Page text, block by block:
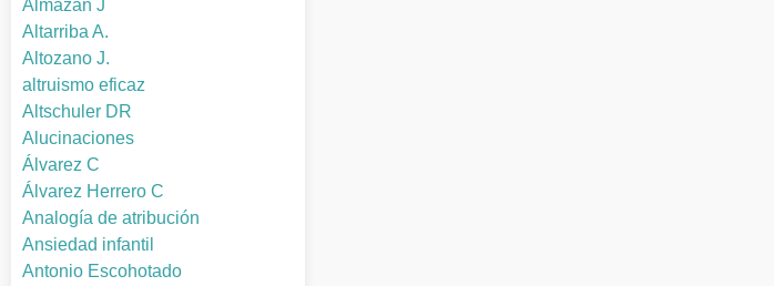
Almazán J
Altarriba A.
Altozano J.
altruismo eficaz
Altschuler DR
Alucinaciones
Álvarez C
Álvarez Herrero C
Analogía de atribución
Ansiedad infantil
Antonio Escohotado